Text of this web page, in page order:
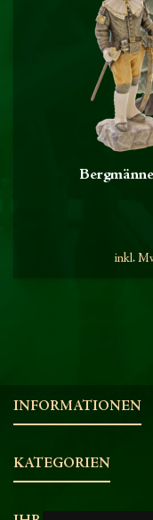
inkl.
INFORMATIONEN
KATEGORIEN